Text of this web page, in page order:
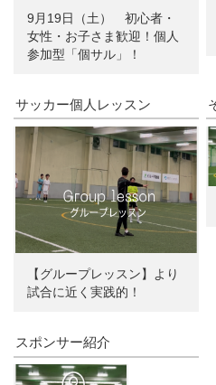
9月19日（土） 初心者・
女性・お子さま歓迎！個人
参加型「個サル」！
サッカー個人レッスン
【グループレッスン】より
試合に近く実践的！
スポンサー紹介